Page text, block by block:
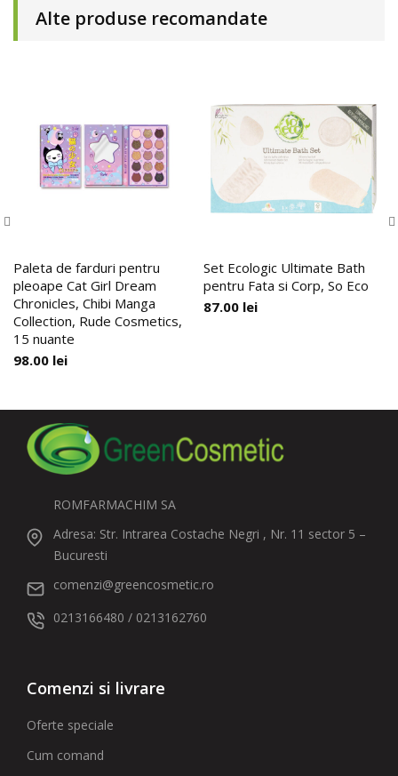
Alte produse recomandate
Paleta de farduri pentru
pleoape Cat Girl Dream
Chronicles, Chibi Manga
Collection, Rude Cosmetics,
15 nuante
98.00 lei
Set Ecologic Ultimate Bath
pentru Fata si Corp, So Eco
87.00 lei
ROMFARMACHIM SA
Adresa: Str. Intrarea Costache Negri , Nr. 11 sector 5 –
Bucuresti
comenzi@greencosmetic.ro
0213166480 / 0213162760
Comenzi si livrare
Oferte speciale
Cum comand